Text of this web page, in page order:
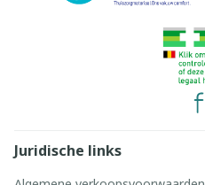
Juridische links